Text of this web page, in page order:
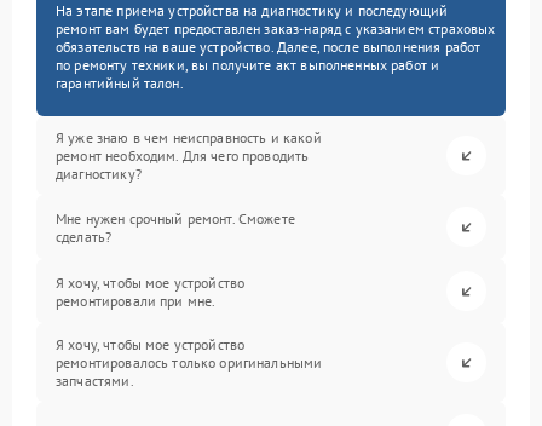
На этапе приема устройства на диагностику и последующий
ремонт вам будет предоставлен заказ-наряд с указанием страховых
обязательств на ваше устройство. Далее, после выполнения работ
по ремонту техники, вы получите акт выполненных работ и
гарантийный талон.
Я уже знаю в чем неисправность и какой
ремонт необходим. Для чего проводить
диагностику?
Мне нужен срочный ремонт. Сможете
сделать?
Я хочу, чтобы мое устройство
ремонтировали при мне.
Я хочу, чтобы мое устройство
ремонтировалось только оригинальными
запчастями.